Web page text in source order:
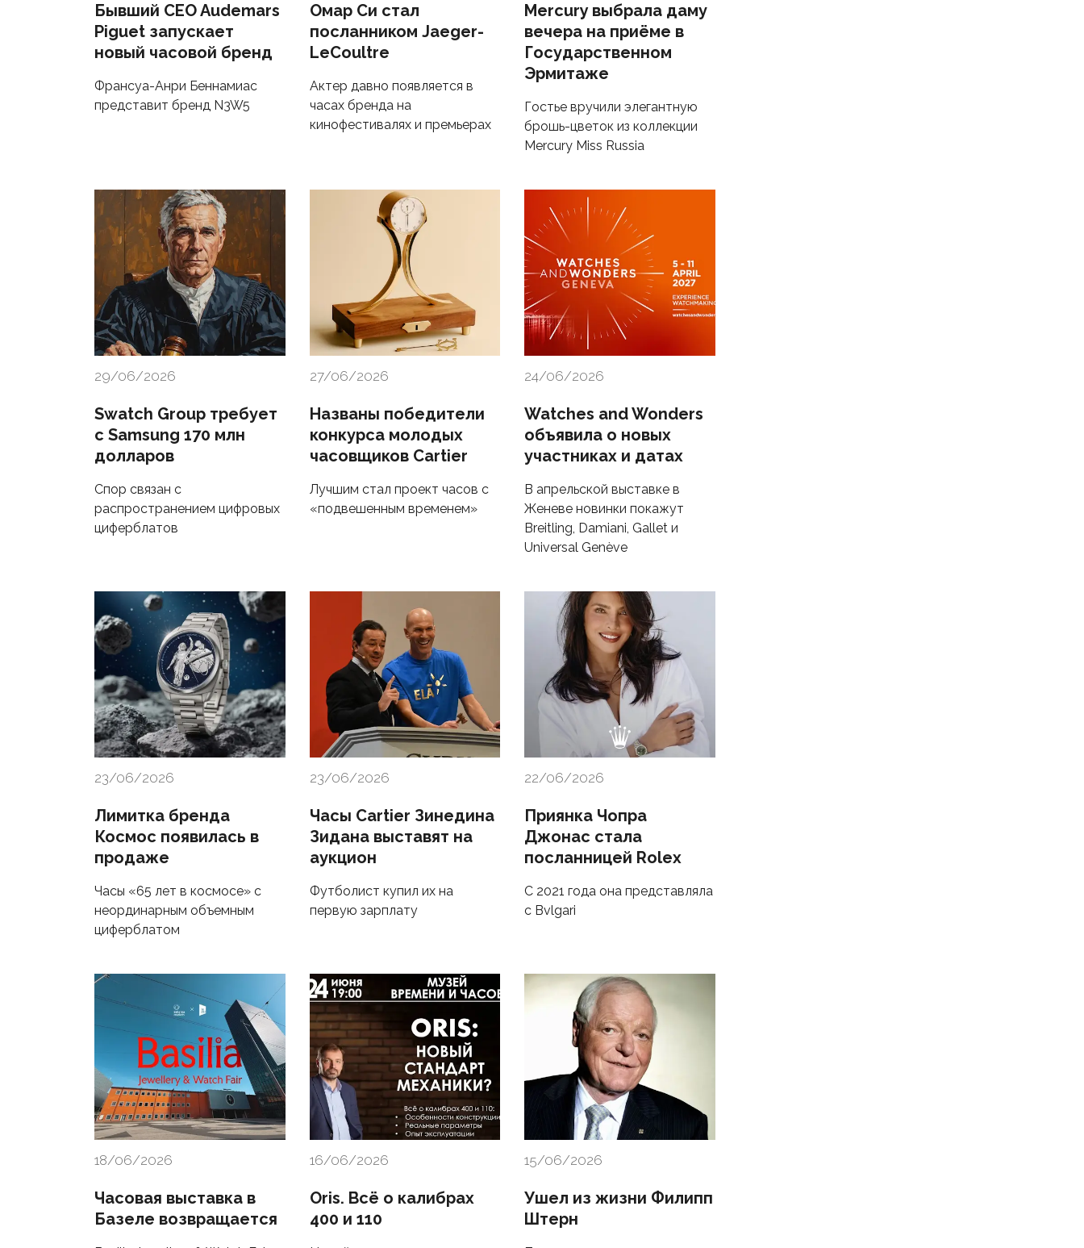
Бывший CEO Audemars
Piguet запускает
новый часовой бренд
Франсуа-Анри Беннамиас
представит бренд N3W5
Омар Си стал
посланником Jaeger-
LeCoultre
Актер давно появляется в
часах бренда на
кинофестивалях и премьерах
Mercury выбрала даму
вечера на приёме в
Государственном
Эрмитаже
Гостье вручили элегантную
брошь-цветок из коллекции
Mercury Miss Russia
29/06/2026
Swatch Group требует
с Samsung 170 млн
долларов
Спор связан с
распространением цифровых
циферблатов
27/06/2026
Названы победители
конкурса молодых
часовщиков Cartier
Лучшим стал проект часов с
«подвешенным временем»
24/06/2026
Watches and Wonders
объявила о новых
участниках и датах
В апрельской выставке в
Женеве новинки покажут
Breitling, Damiani, Gallet и
Universal Genève
23/06/2026
Лимитка бренда
Космос появилась в
продаже
Часы «65 лет в космосе» с
неординарным объемным
циферблатом
23/06/2026
Часы Cartier Зинедина
Зидана выставят на
аукцион
Футболист купил их на
первую зарплату
22/06/2026
Приянка Чопра
Джонас стала
посланницей Rolex
С 2021 года она представляла
с Bvlgari
18/06/2026
Часовая выставка в
Базеле возвращается
16/06/2026
Oris. Всё о калибрах
400 и 110
15/06/2026
Ушел из жизни Филипп
Штерн